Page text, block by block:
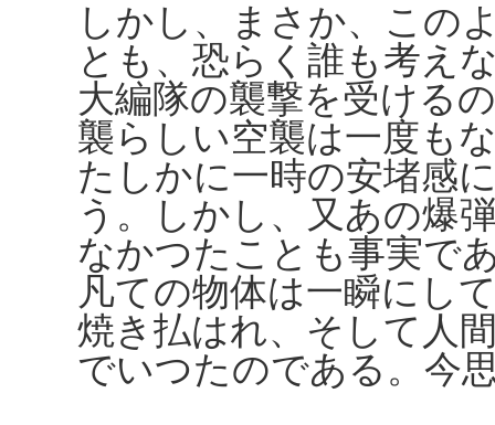
しかし、まさか、この
とも、恐らく誰も考え
大編隊の襲撃を受ける
襲らしい空襲は一度も
たしかに一時の安堵感
う。しかし、又あの爆
なかつたことも事実で
凡ての物体は一瞬にし
焼き払はれ、そして人
でいつたのである。今